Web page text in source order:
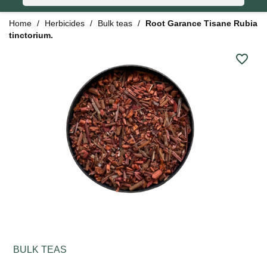
Home Herbicides Bulk teas
Root Garance Tisane Rubia
tinctorium.
favorite_border
BULK TEAS